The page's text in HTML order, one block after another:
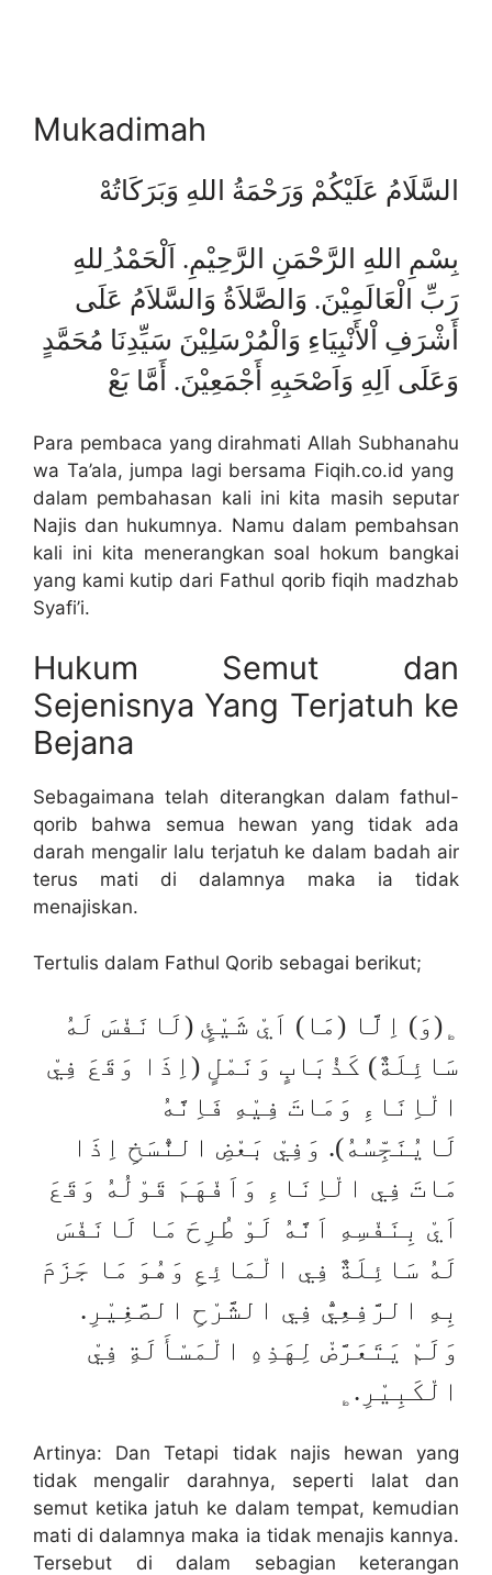
Mukadimah
السَّلَامُ عَلَيْكُمْ وَرَحْمَةُ اللهِ وَبَرَكَاتُهْ
بِسْمِ اللهِ الرَّحْمَنِ الرَّحِيْمِ. اَلْحَمْدُ ِللهِ
رَبِّ الْعَالَمِيْنَ. وَالصَّلاَةُ وَالسَّلاَمُ عَلَى
أَشْرَفِ اْلأَنْبِيَاءِ وَالْمُرْسَلِيْنَ سَيِّدِنَا مُحَمَّدٍ
وَعَلَى اَلِهِ وَاَصْحَبِهِ أَجْمَعِيْنَ. أَمَّا بَعْ
Para pembaca yang dirahmati Allah Subhanahu
wa Ta’ala, jumpa lagi bersama Fiqih.co.id yang
dalam pembahasan kali ini kita masih seputar
Najis dan hukumnya. Namu dalam pembahsan
kali ini kita menerangkan soal hokum bangkai
yang kami kutip dari Fathul qorib fiqih madzhab
Syafi’i.
Hukum Semut dan
Sejenisnya Yang Terjatuh ke
Bejana
Sebagaimana telah diterangkan dalam fathul-
qorib bahwa semua hewan yang tidak ada
darah mengalir lalu terjatuh ke dalam badah air
terus mati di dalamnya maka ia tidak
menajiskan.
Tertulis dalam Fathul Qorib sebagai berikut;
﯁(وَ) اِلَّا (مَا) اَيْ شَيْئٍ (لَانَفْسَ لَهُ
سَائِلَةٌ) كَذُبَابٍ وَنَمْلٍ (اِذَا وَقَعَ فِيْ
الْاِنَاءِ وَمَاتَ فِيْهِ فَاِنَّهُ
لَايُنَجِّسُهُ). وَفِيْ بَعْضِ النُّسَخِ اِذَا
مَاتَ فِي الْاِنَاءِ وَاَفْهَمَ قَوْلُهُ وَقَعَ
اَيْ بِنَفْسِهِ اَنَّهُ لَوْ طُرِحَ مَا لَانَفْسَ
لَهُ سَائِلَةٌ فِي الْمَائِعِ وَهُوَ مَا جَزَمَ
بِهِ الرَّفِعِيُّ فِي الشَّرْحِ الصَّغِيْرِ.
وَلَمْ يَتَعَرَّضْ لِهَذِهِ الْمَسْأَلَةِ فِيْ
الْكَبِيْرِ.﯁
Artinya: Dan Tetapi tidak najis hewan yang
tidak mengalir darahnya, seperti lalat dan
semut ketika jatuh ke dalam tempat, kemudian
mati di dalamnya maka ia tidak menajis kannya.
Tersebut di dalam sebagian keterangan